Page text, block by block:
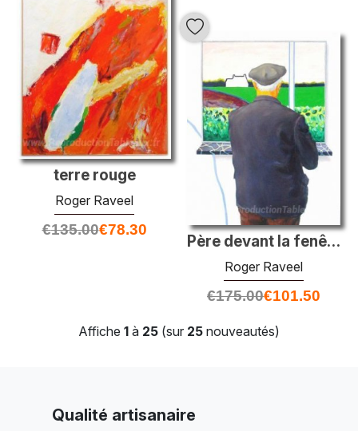
terre rouge
Roger Raveel
€135.00€78.30
Père devant la fenêtre
Roger Raveel
€175.00€101.50
Affiche 1 à 25 (sur 25 nouveautés)
Qualité artisanaire